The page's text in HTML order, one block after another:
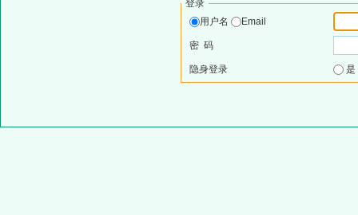
登录
用户名
Email
密 码
隐身登录